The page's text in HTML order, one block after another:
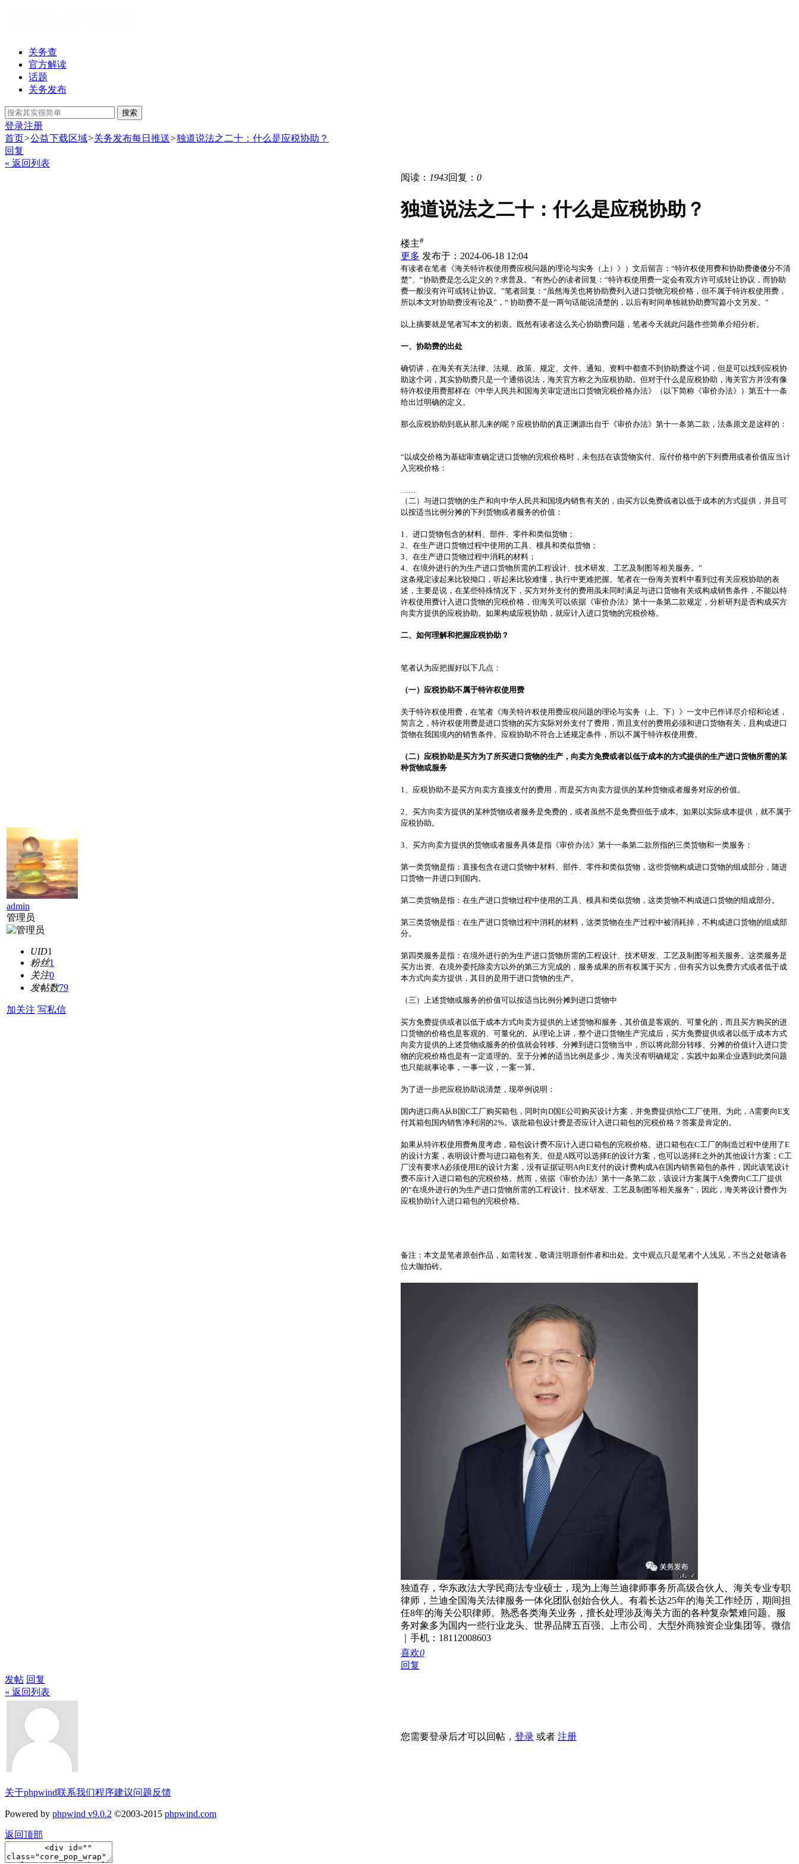
关务查
官方解读
话题
关务发布
搜索
登录注册
首页>公益下载区域>关务发布每日推送>独道说法之二十：什么是应税协助？
回复
« 返回列表
admin
管理员
UID1
粉丝1
关注0
发帖数79
加关注 写私信
阅读： 1943回复： 0
独道说法之二十：什么是应税协助？
楼主#
更多 发布于：2024-06-18 12:04
有读者在笔者《海关特许权使用费应税问题的理论与实务（上）》）文后留言：“特许权使用费和协助费傻傻分不清
楚”、“协助费是怎么定义的？求普及。”有热心的读者回复：“特许权使用费一定会有双方许可或转让协议，而协助
费一般没有许可或转让协议。”笔者回复：“虽然海关也将协助费列入进口货物完税价格，但不属于特许权使用费，
所以本文对协助费没有论及”，“ 协助费不是一两句话能说清楚的，以后有时间单独就协助费写篇小文另发。”
以上摘要就是笔者写本文的初衷。既然有读者这么关心协助费问题，笔者今天就此问题作些简单介绍分析。
一、协助费的出处
确切讲，在海关有关法律、法规、政策、规定、文件、通知、资料中都查不到协助费这个词，但是可以找到应税协
助这个词，其实协助费只是一个通俗说法，海关官方称之为应税协助。但对于什么是应税协助，海关官方并没有像
特许权使用费那样在《中华人民共和国海关审定进出口货物完税价格办法》（以下简称《审价办法》）第五十一条
给出过明确的定义。
那么应税协助到底从那儿来的呢？应税协助的真正渊源出自于《审价办法》第十一条第二款，法条原文是这样的：
“以成交价格为基础审查确定进口货物的完税价格时，未包括在该货物实付、应付价格中的下列费用或者价值应当计
入完税价格：
……
（二）与进口货物的生产和向中华人民共和国境内销售有关的，由买方以免费或者以低于成本的方式提供，并且可
以按适当比例分摊的下列货物或者服务的价值：
1、进口货物包含的材料、部件、零件和类似货物；
2、在生产进口货物过程中使用的工具、模具和类似货物；
3、在生产进口货物过程中消耗的材料；
4、在境外进行的为生产进口货物所需的工程设计、技术研发、工艺及制图等相关服务。”
这条规定读起来比较拗口，听起来比较难懂，执行中更难把握。笔者在一份海关资料中看到过有关应税协助的表
述，主要是说，在某些特殊情况下，买方对外支付的费用虽未同时满足与进口货物有关或构成销售条件，不能以特
许权使用费计入进口货物的完税价格，但海关可以依据《审价办法》第十一条第二款规定，分析研判是否构成买方
向卖方提供的应税协助。如果构成应税协助，就应计入进口货物的完税价格。
二、如何理解和把握应税协助？
笔者认为应把握好以下几点：
（一）应税协助不属于特许权使用费
关于特许权使用费，在笔者《海关特许权使用费应税问题的理论与实务（上、下）》一文中已作详尽介绍和论述，
简言之，特许权使用费是进口货物的买方实际对外支付了费用，而且支付的费用必须和进口货物有关，且构成进口
货物在我国境内的销售条件。应税协助不符合上述规定条件，所以不属于特许权使用费。
（二）应税协助是买方为了所买进口货物的生产，向卖方免费或者以低于成本的方式提供的生产进口货物所需的某
种货物或服务
1、应税协助不是买方向卖方直接支付的费用，而是买方向卖方提供的某种货物或者服务对应的价值。
2、买方向卖方提供的某种货物或者服务是免费的，或者虽然不是免费但低于成本。如果以实际成本提供，就不属于
应税协助。
3、买方向卖方提供的货物或者服务具体是指《审价办法》第十一条第二款所指的三类货物和一类服务：
第一类货物是指：直接包含在进口货物中材料、部件、零件和类似货物，这些货物构成进口货物的组成部分，随进
口货物一并进口到国内。
第二类货物是指：在生产进口货物过程中使用的工具、模具和类似货物，这类货物不构成进口货物的组成部分。
第三类货物是指：在生产进口货物过程中消耗的材料，这类货物在生产过程中被消耗掉，不构成进口货物的组成部
分。
第四类服务是指：在境外进行的为生产进口货物所需的工程设计、技术研发、工艺及制图等相关服务。这类服务是
买方出资、在境外委托除卖方以外的第三方完成的，服务成果的所有权属于买方，但有买方以免费方式或者低于成
本方式向卖方提供，其目的是用于进口货物的生产。
（三）上述货物或服务的价值可以按适当比例分摊到进口货物中
买方免费提供或者以低于成本方式向卖方提供的上述货物和服务，其价值是客观的、可量化的，而且买方购买的进
口货物的价格也是客观的、可量化的。从理论上讲，整个进口货物生产完成后，买方免费提供或者以低于成本方式
向卖方提供的上述货物或服务的价值就会转移、分摊到进口货物当中，所以将此部分转移、分摊的价值计入进口货
物的完税价格也是有一定道理的。至于分摊的适当比例是多少，海关没有明确规定，实践中如果企业遇到此类问题
也只能就事论事，一事一议，一案一算。
为了进一步把应税协助说清楚，现举例说明：
国内进口商A从B国C工厂购买箱包，同时向D国E公司购买设计方案，并免费提供给C工厂使用。为此，A需要向E支
付其箱包国内销售净利润的2%。该批箱包设计费是否应计入进口箱包的完税价格？答案是肯定的。
如果从特许权使用费角度考虑，箱包设计费不应计入进口箱包的完税价格。进口箱包在C工厂的制造过程中使用了E
的设计方案，表明设计费与进口箱包有关。但是A既可以选择E的设计方案，也可以选择E之外的其他设计方案；C工
厂没有要求A必须使用E的设计方案，没有证据证明A向E支付的设计费构成A在国内销售箱包的条件，因此该笔设计
费不应计入进口箱包的完税价格。然而，依据《审价办法》第十一条第二款，该设计方案属于A免费向C工厂提供
的“在境外进行的为生产进口货物所需的工程设计、技术研发、工艺及制图等相关服务”，因此，海关将设计费作为
应税协助计入进口箱包的完税价格。
备注：本文是笔者原创作品，如需转发，敬请注明原创作者和出处。文中观点只是笔者个人浅见，不当之处敬请各
位大咖拍砖。
独道存，华东政法大学民商法专业硕士，现为上海兰迪律师事务所高级合伙人、海关专业专职
律师，兰迪全国海关法律服务一体化团队创始合伙人。有着长达25年的海关工作经历，期间担
任8年的海关公职律师。熟悉各类海关业务，擅长处理涉及海关方面的各种复杂繁难问题。服
务对象多为国内一些行业龙头、世界品牌五百强、上市公司、大型外商独资企业集团等。微信
｜手机：18112008603
喜欢0
回复
发帖 回复
« 返回列表
您需要登录后才可以回帖， 登录 或者 注册
关于phpwind联系我们程序建议问题反馈
Powered by phpwind v9.0.2 ©2003-2015 phpwind.com
返回顶部